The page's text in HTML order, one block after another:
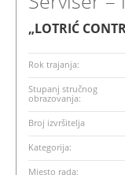
„LOTRIĆ
Rok trajanja:
Stupanj stručnog
obrazovanja:
Broj izvršitelja
Kategorija:
Mjesto rada: